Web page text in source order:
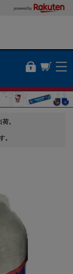
powered by
。
。